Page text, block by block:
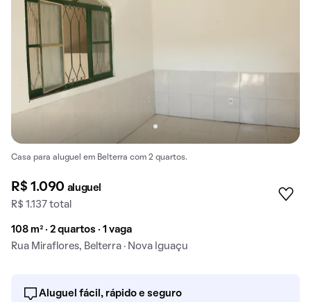
Casa para aluguel em Belterra com 2 quartos.
R$ 1.090 aluguel
R$ 1.137 total
108 m² · 2 quartos · 1 vaga
Rua Miraflores, Belterra · Nova Iguaçu
Aluguel fácil, rápido e seguro